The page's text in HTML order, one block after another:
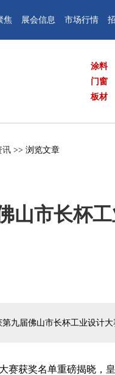
焦 展会信息 市场行情
涂料
门窗
板材
讯 >> 浏览文章
山市长杯
九届佛山市长杯工业设计
获奖名单重磅揭晓，